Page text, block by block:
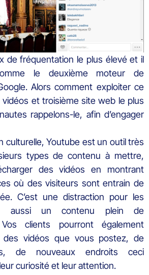
de fréquentation le plus élevé et il
le deuxième moteur de
Alors comment exploiter ce
et troisième site web le plus
rappelons-le, afin d’engager
culturelle, Youtube est un outil très
types de contenu à mettre,
des vidéos en montrant
où des visiteurs sont entrain de
C’est une distraction pour les
aussi un contenu plein de
Vos clients pourront également
des vidéos que vous postez, de
de nouveaux endroits ceci
curiosité et leur attention.